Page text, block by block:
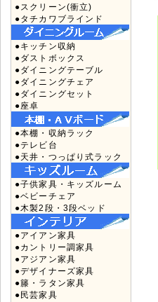
●スクリーン(衝立)
●タチカワブラインド
●キッチン収納
●ダストボックス
●ダイニングテーブル
●ダイニングチェア
●ダイニングセット
●座卓
●本棚・収納ラック
●テレビ台
●天井・つっぱり式ラック
●子供家具・キッズルーム
●ベビーチェア
●木製2段・3段ベッド
●アイアン家具
●カントリー調家具
●アジアン家具
●デザイナーズ家具
●籐・ラタン家具
●民芸家具